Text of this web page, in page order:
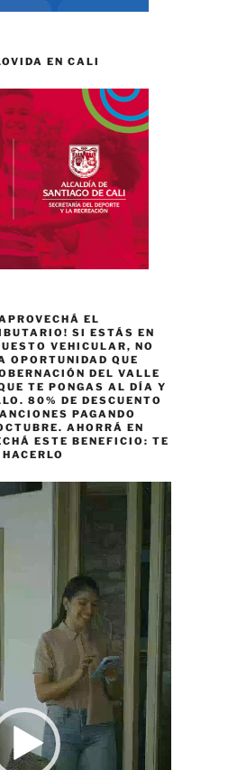
EN CALI
EL
SI ESTÁS EN
VEHICULAR, NO
OPORTUNIDAD QUE
DEL VALLE
TE PONGAS AL DÍA Y
80% DE DESCUENTO
PAGANDO
AHORRÁ EN
ESTE BENEFICIO: TE